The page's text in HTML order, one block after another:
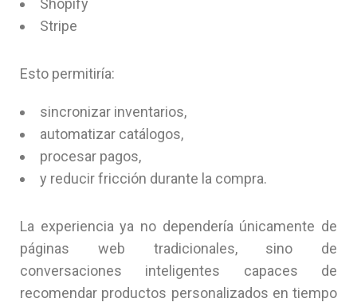
Shopify
Stripe
Esto permitiría:
sincronizar inventarios,
automatizar catálogos,
procesar pagos,
y reducir fricción durante la compra.
La experiencia ya no dependería únicamente de
páginas web tradicionales, sino de
conversaciones inteligentes capaces de
recomendar productos personalizados en tiempo